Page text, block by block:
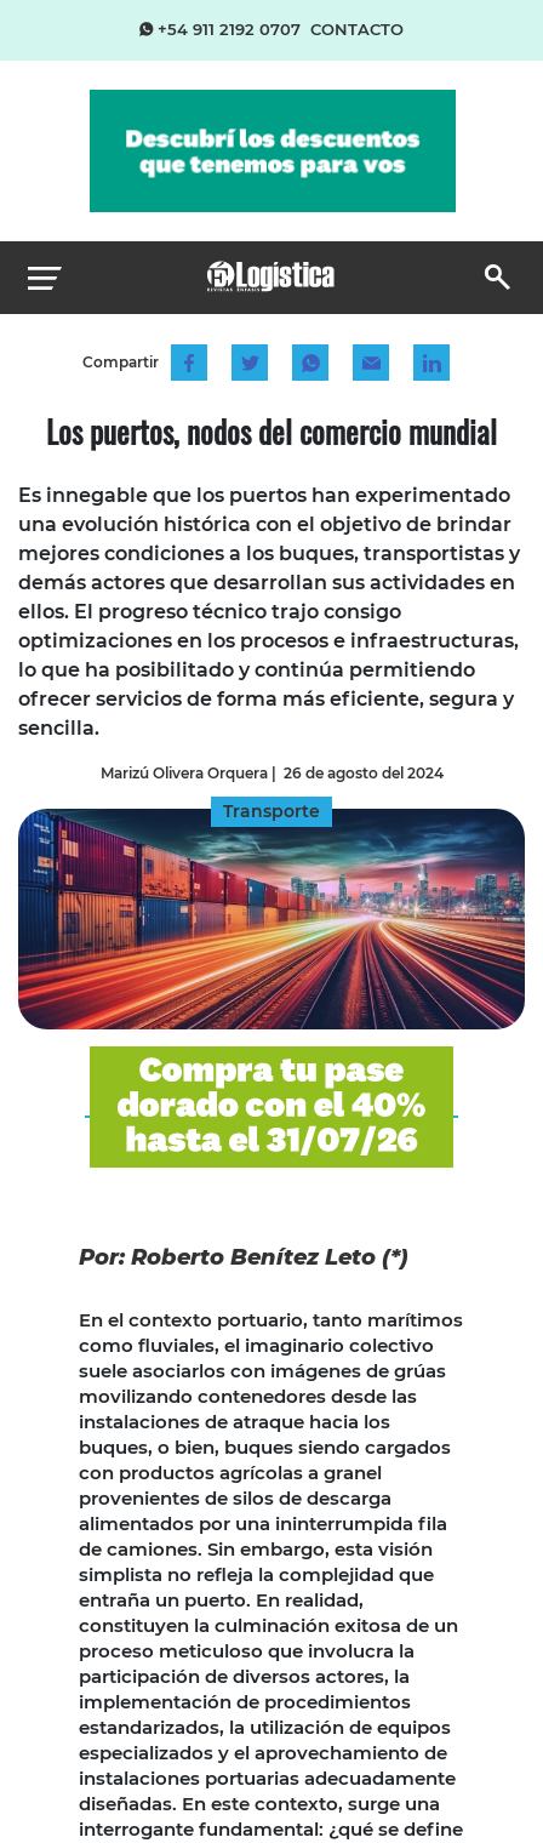
+54 911 2192 0707 CONTACTO
Compartir
Los puertos, nodos del comercio mundial
Es innegable que los puertos han experimentado
una evolución histórica con el objetivo de brindar
mejores condiciones a los buques, transportistas y
demás actores que desarrollan sus actividades en
ellos. El progreso técnico trajo consigo
optimizaciones en los procesos e infraestructuras,
lo que ha posibilitado y continúa permitiendo
ofrecer servicios de forma más eficiente, segura y
sencilla.
Marizú Olivera Orquera| 26 de agosto del 2024
Transporte
Por: Roberto Benítez Leto (*)
En el contexto portuario, tanto marítimos
como fluviales, el imaginario colectivo
suele asociarlos con imágenes de grúas
movilizando contenedores desde las
instalaciones de atraque hacia los
buques, o bien, buques siendo cargados
con productos agrícolas a granel
provenientes de silos de descarga
alimentados por una ininterrumpida fila
de camiones. Sin embargo, esta visión
simplista no refleja la complejidad que
entraña un puerto. En realidad,
constituyen la culminación exitosa de un
proceso meticuloso que involucra la
participación de diversos actores, la
implementación de procedimientos
estandarizados, la utilización de equipos
especializados y el aprovechamiento de
instalaciones portuarias adecuadamente
diseñadas. En este contexto, surge una
interrogante fundamental: ¿qué se define